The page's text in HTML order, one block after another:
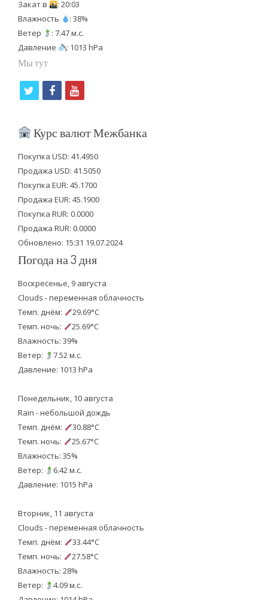
Закат в
: 20:03
Влажность
: 38%
Ветер
: 7.47 м.с.
Давление
: 1013 hPa
Мы тут
i
t
e
r
f
c
b
o
o
k
y
u
u
b
e
Курс валют Межбанка
Покупка USD: 41.4950
Продажа USD: 41.5050
Покупка EUR: 45.1700
Продажа EUR: 45.1900
Покупка RUR: 0.0000
Продажа RUR: 0.0000
Обновлено: 15:31 19.07.2024
Погода на 3 дня
Воскресенье, 9 августа
Clouds - переменная облачность
Темп. днём:
29.69°C
Темп. ночь:
25.69°C
Влажность: 39%
Ветер:
7.52 м.с.
Давление: 1013 hPa
Понедельник, 10 августа
Rain - небольшой дождь
Темп. днём:
30.88°C
Темп. ночь:
25.67°C
Влажность: 35%
Ветер:
6.42 м.с.
Давление: 1015 hPa
Вторник, 11 августа
Clouds - переменная облачность
Темп. днём:
33.44°C
Темп. ночь:
27.58°C
Влажность: 28%
Ветер:
4.09 м.с.